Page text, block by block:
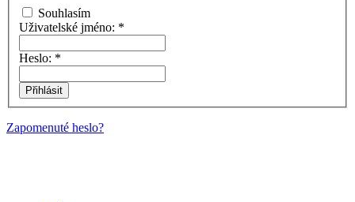
Souhlasím
Uživatelské jméno: *
Heslo: *
Zapomenuté heslo?